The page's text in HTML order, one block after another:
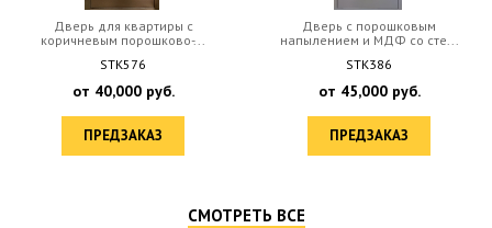
Дверь для квартиры с
коричневым порошково-...
STK576
от 40,000руб.
ПРЕДЗАКАЗ
Дверь с порошковым
напылением и МДФ со сте...
STK386
от 45,000руб.
ПРЕДЗАКАЗ
СМОТРЕТЬ ВСЕ